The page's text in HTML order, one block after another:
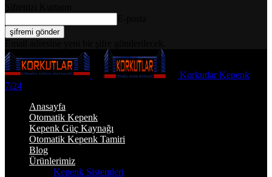
Korkutlar Kepenk
7/24
Anasayfa
Otomatik Kepenk
Kepenk Güç Kaynağı
Otomatik Kepenk Tamiri
Blog
Ürünlerimiz
Kepenk Sistemleri